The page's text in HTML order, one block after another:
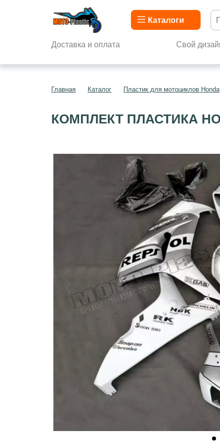
Каталоги
Доставка и оплата Свой
Главная Каталог Пластик для мотоциклов Honda
КОМПЛЕКТ ПЛАСТИКА